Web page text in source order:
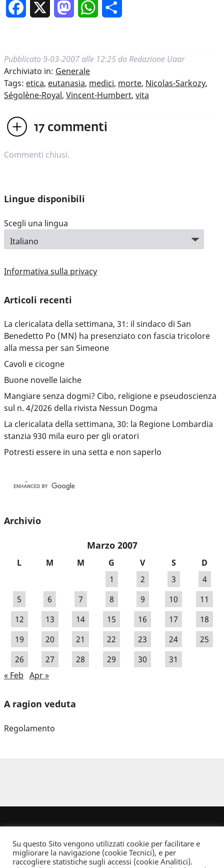
Facebook MastodonWhatsApp
Pubblicato 9-03-2007 alle 12:25 da Redazione Uaar
Archiviato in: Generale
Tags: etica, eutanasia, medici, morte, Nicolas-Sarkozy,
Ségolène-Royal, Vincent-Humbert, vita
17 commenti
Commenti chiusi.
Lingue disponibili
Scegli una lingua
Informativa sulla privacy
Articoli recenti
La clericalata della settimana, 31: il sindaco di San
Benedetto Po (MN) ha presenziato con fascia tricolore
alla messa per san Simeone
Cavoli e cicogne
Buone novelle laiche
Mangiare senza dogmi? Cibo, religione e pseudoscienza
sul n. 4/2026 della rivista Nessun Dogma
La clericalata della settimana, 30: la Regione Lombardia
stanzia 930 mila euro per gli oratori
Potresti essere in una setta e non saperlo
Archivio
Marzo 2007
L M M G V S
D
1
2 3
4
5
6 7 8 9 10
11
12
13 14 15 16 17
18
19
20 21 22 23 24
25
26
27 28 29 30
31
« Feb Apr »
A ragion veduta
Regolamento
Su questo Sito vengono utilizzati cookie per facilitare e
migliorare la navigazione (cookie Tecnici), e per
raccogliere statistiche sugli accessi (cookie Analitici).